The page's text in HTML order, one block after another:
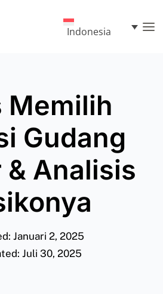
Indonesia
Memilih
Gudang
& Analisis
Januari 2, 2025
Juli 30, 2025